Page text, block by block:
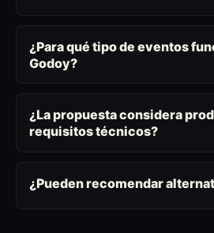
¿Para qué tipo de eventos
Godoy?
¿La propuesta considera
requisitos técnicos?
¿Pueden recomendar